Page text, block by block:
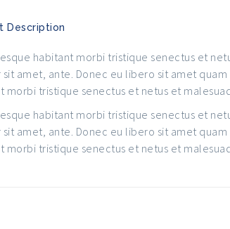
Description
habitant morbi tristique senectus et
amet, ante. Donec eu libero sit amet
morbi tristique senectus et netus et
habitant morbi tristique senectus et
amet, ante. Donec eu libero sit amet
morbi tristique senectus et netus et